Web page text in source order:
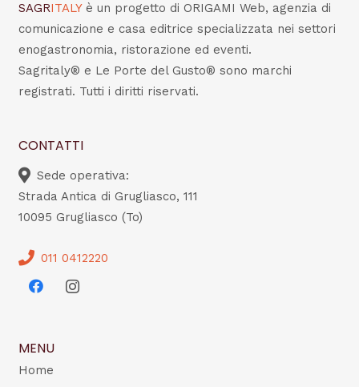
SAGRITALY è un progetto di ORIGAMI Web, agenzia di
comunicazione e casa editrice specializzata nei settori
enogastronomia, ristorazione ed eventi.
Sagritaly® e Le Porte del Gusto® sono marchi
registrati. Tutti i diritti riservati.
CONTATTI
Sede operativa:
Strada Antica di Grugliasco, 111
10095 Grugliasco (To)
011 0412220
MENU
Home